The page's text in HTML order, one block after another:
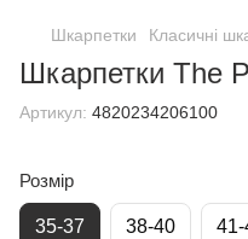
Шкарпетки Класичні
Шкарпетки The
Артикул: 4820234206100
Розмір
35-37 38-40